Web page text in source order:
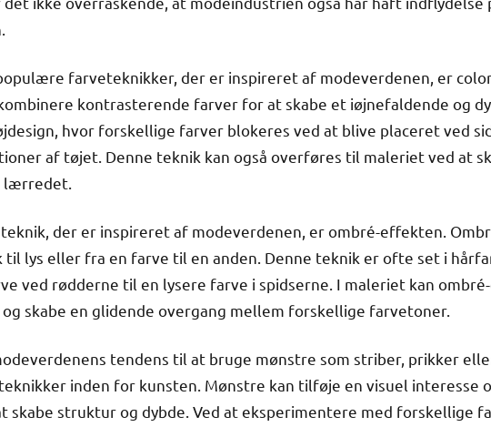
farveteknikker, der er inspireret af modeverdenen, er
kontrasterende farver for at skabe et iøjnefaldende og
hvor forskellige farver blokeres ved at blive placeret ved
af tøjet. Denne teknik kan også overføres til maleriet ved at
lærredet.
der er inspireret af modeverdenen, er ombré-effekten.
lys eller fra en farve til en anden. Denne teknik er ofte set i
ved rødderne til en lysere farve i spidserne. I maleriet kan
skabe en glidende overgang mellem forskellige farvetoner.
tendens til at bruge mønstre som striber, prikker
inden for kunsten. Mønstre kan tilføje en visuel interesse
skabe struktur og dybde. Ved at eksperimentere med forskellige